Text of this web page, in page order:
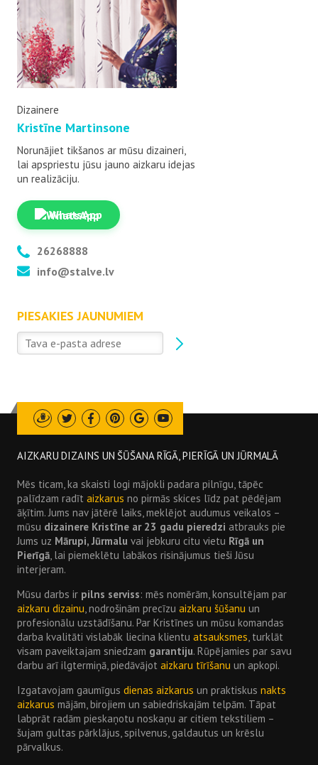
Dizainere
Kristīne Martinsone
Norunājiet tikšanos ar mūsu dizaineri,
lai apspriestu jūsu jauno aizkaru idejas
un realizāciju.
WhatsApp
26268888
info@stalve.lv
PIESAKIES JAUNUMIEM
Draugiem
TwitterFacebookPinterest
GoogleYoutube
AIZKARU DIZAINS UN ŠŪŠANA RĪGĀ, PIERĪGĀ UN JŪRMALĀ
Mēs ticam, ka skaisti logi mājokli padara pilnīgu, tāpēc
palīdzam radītaizkarus no pirmās skices līdz pat pēdējam
āķītim. Jums nav jātērē laiks, meklējot audumus veikalos –
mūsu dizainere Kristīne ar 23 gadu pieredzi atbrauks pie
Jums uz Mārupi, Jūrmalu vai jebkuru citu vietu Rīgā un
Pierīgā, lai piemeklētu labākos risinājumus tieši Jūsu
interjeram.
Mūsu darbs ir pilns serviss: mēs nomērām, konsultējam par
aizkaru dizainu, nodrošinām precīzuaizkaru šūšanu un
profesionālu uzstādīšanu. Par Kristīnes un mūsu komandas
darba kvalitāti vislabāk liecina klientuatsauksmes, turklāt
visam paveiktajam sniedzam garantiju. Rūpējamies par savu
darbu arī ilgtermiņā, piedāvājotaizkaru tīrīšanu un apkopi.
Izgatavojam gaumīgusdienas aizkarus un praktiskusnakts
aizkarus mājām, birojiem un sabiedriskajām telpām. Tāpat
labprāt radām pieskaņotu noskaņu ar citiem tekstiliem –
šujam gultas pārklājus, spilvenus, galdautus un krēslu
pārvalkus.